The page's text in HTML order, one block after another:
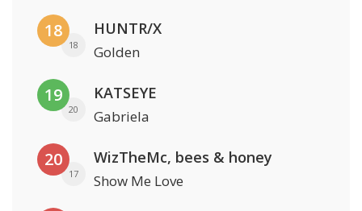
18
18
HUNTR/X
Golden
19
20
KATSEYE
Gabriela
20
17
WizTheMc, bees & honey
Show Me Love